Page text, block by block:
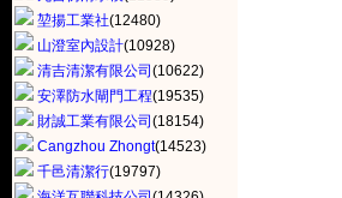
堃揚工業社(12480)
山澄室內設計(10928)
清吉清潔有限公司 (10622)
安澤防水閘門工程(19535)
財誠工業有限公司 (18154)
Cangzhou Zhongt(14523)
千邑清潔行(19797)